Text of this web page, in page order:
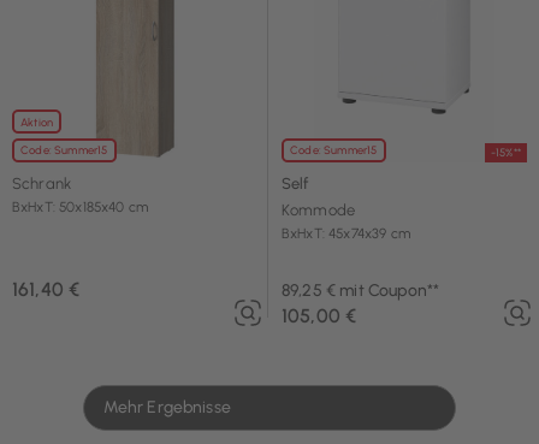
Aktion
Code: Summer15
Schrank
BxHxT: 50x185x40 cm
161,40 €
Code: Summer15 -15%**
Self
Kommode
BxHxT: 45x74x39 cm
89,25 € mit Coupon**
105,00 €
Mehr Ergebnisse